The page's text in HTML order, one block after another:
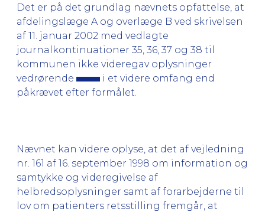
Det er på det grundlag nævnets opfattelse, at
afdelingslæge A og overlæge B ved skrivelsen
af 11. januar 2002 med vedlagte
journalkontinuationer 35, 36, 37 og 38 til
kommunen ikke videregav oplysninger
vedrørende
i et videre omfang end
påkrævet efter formålet.
Nævnet kan videre oplyse, at det af vejledning
nr. 161 af 16. september 1998 om information og
samtykke og videregivelse af
helbredsoplysninger samt af forarbejderne til
lov om patienters retsstilling fremgår, at